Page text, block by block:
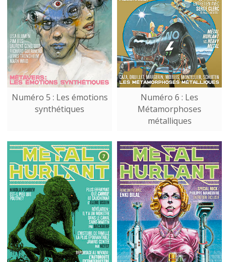
Numéro 5 : Les émotions
synthétiques
Numéro 6 : Les
Métamorphoses
métalliques